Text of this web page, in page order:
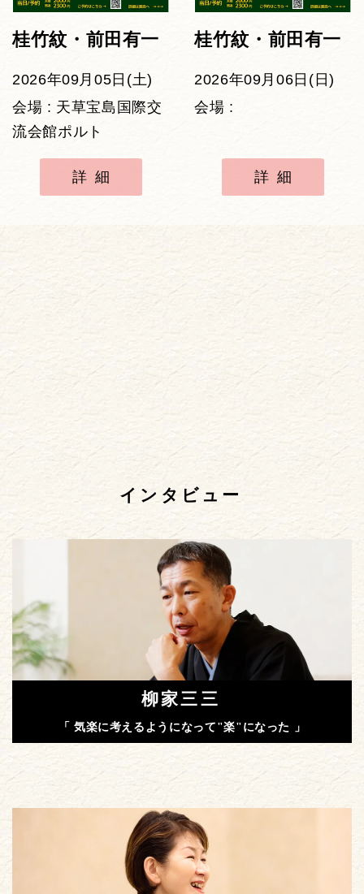
桂竹紋・前田有一
2026年09月05日(土)
会場 : 天草宝島国際交
流会館ポルト
詳細
桂竹紋・前田有一
2026年09月06日(日)
会場 :
詳細
インタビュー
柳家三三
「 気楽に考えるようになって"楽"になった 」